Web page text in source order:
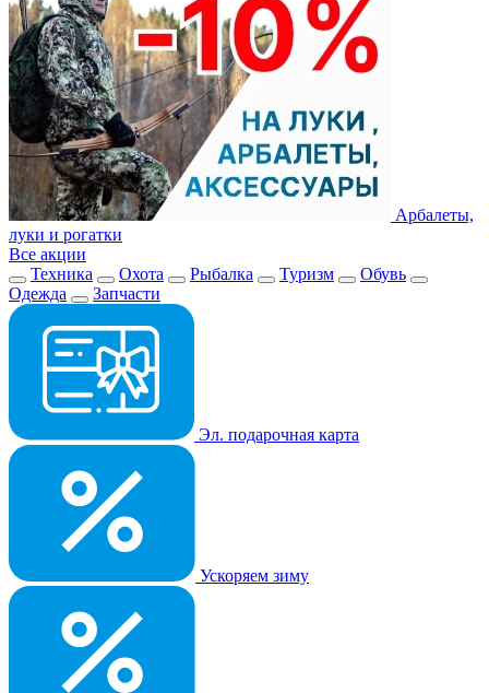
Арбалеты,
луки и рогатки
Все акции
Техника
Охота Рыбалка Туризм
Обувь
Одежда
Запчасти
Эл. подарочная карта
Ускоряем зиму